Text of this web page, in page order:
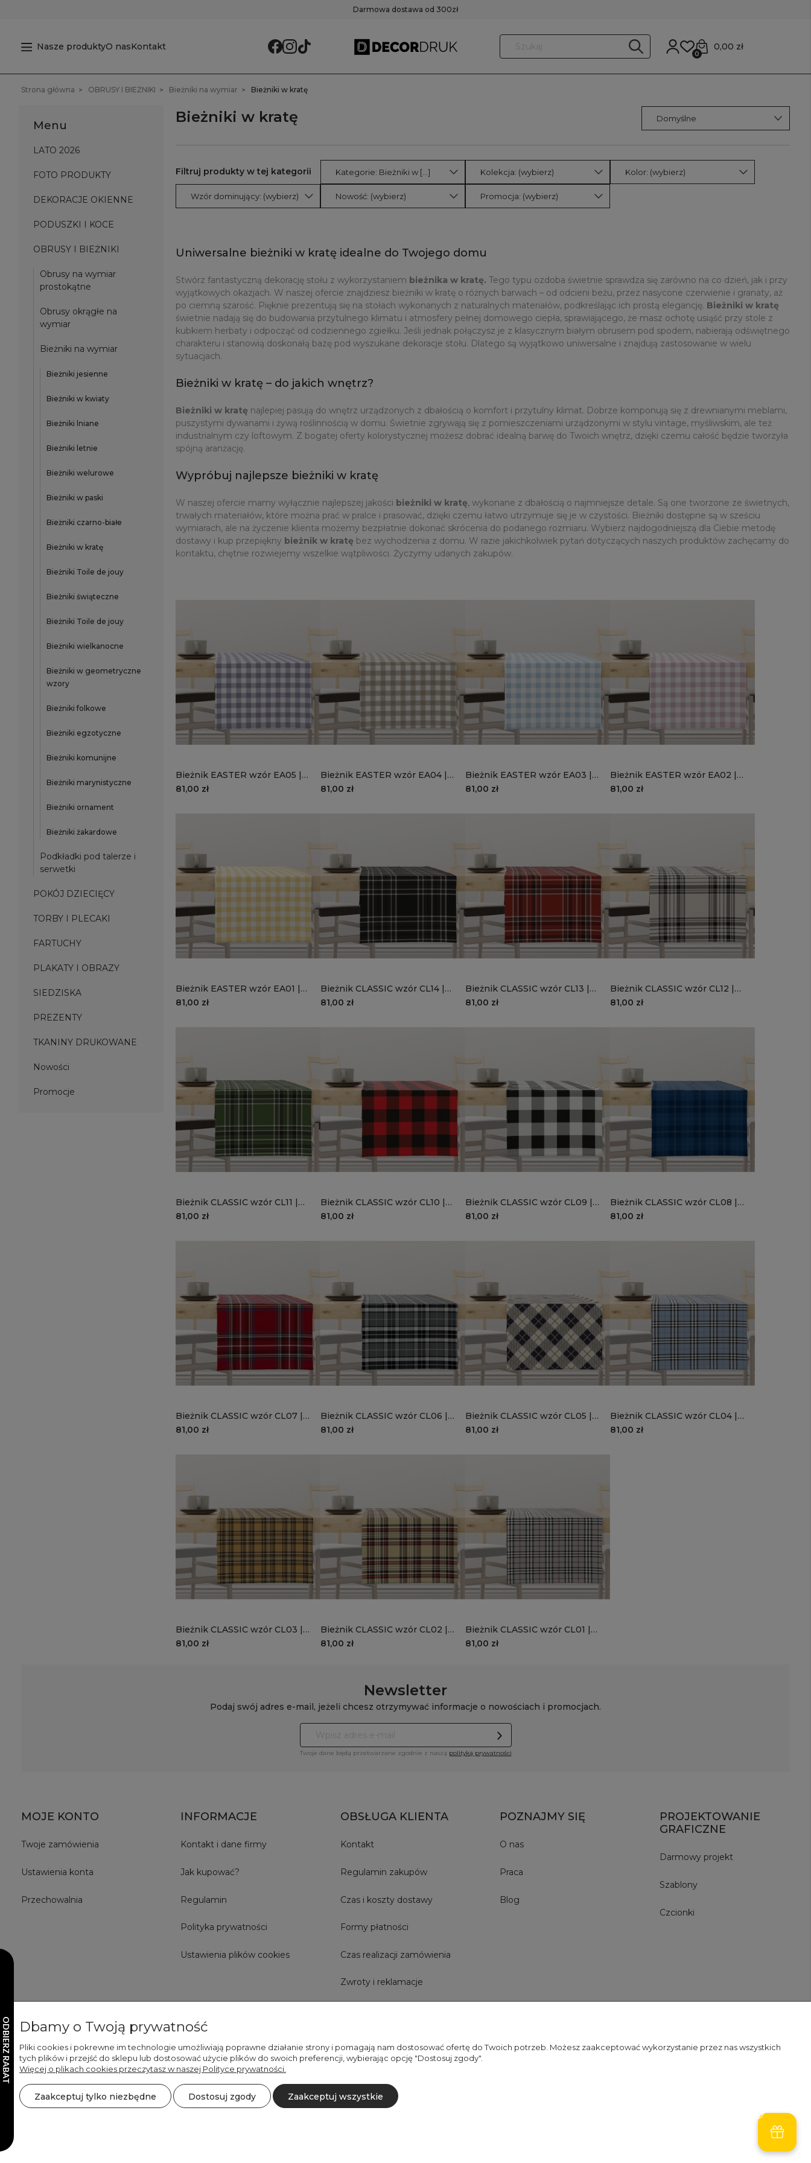
Darmowa dostawa od 300zł
Nasze produktyO nasKontakt 0,00 zł
0
Strona główna OBRUSY I BIEŻNIKI Bieżniki na wymiar Bieżniki w kratę
Menu
LATO 2026
FOTO PRODUKTY
DEKORACJE OKIENNE
PODUSZKI I KOCE
OBRUSY I BIEŻNIKI
Obrusy na wymiar
prostokątne
Obrusy okrągłe na
wymiar
Bieżniki na wymiar
Bieżniki jesienne
Bieżniki w kwiaty
Bieżniki lniane
Bieżniki letnie
Bieżniki welurowe
Bieżniki w paski
Bieżniki czarno-białe
Bieżniki w kratę
Bieżniki Toile de jouy
Bieżniki świąteczne
Bieżniki Toile de jouy
Bieżniki wielkanocne
Bieżniki w geometryczne
wzory
Bieżniki folkowe
Bieżniki egzotyczne
Bieżniki komunijne
Bieżniki marynistyczne
Bieżniki ornament
Bieżniki żakardowe
Podkładki pod talerze i
serwetki
POKÓJ DZIECIĘCY
TORBY I PLECAKI
FARTUCHY
PLAKATY I OBRAZY
SIEDZISKA
PREZENTY
TKANINY DRUKOWANE
Nowości
Promocje
Bieżniki w kratę
Kategorie: Bieżniki w [...] Kolekcja: (wybierz) Kolor: (wybierz)
Wzór dominujący: (wybierz) Nowość: (wybierz) Promocja: (wybierz)
Uniwersalne bieżniki w kratę idealne do Twojego domu
Stwórz fantastyczną dekorację stołu z wykorzystaniem bieżnika w kratę. Tego typu ozdoba świetnie sprawdza się zarówno na co dzień, jak i przy
wyjątkowych okazjach. W naszej ofercie znajdziesz bieżniki w kratę o różnych barwach – od odcieni beżu, przez nasycone czerwienie i granaty, aż
po ciemną szarość. Pięknie prezentują się na stołach wykonanych z naturalnych materiałów, podkreślając ich prostą elegancję. Bieżniki w kratę
świetnie nadają się do budowania przytulnego klimatu i atmosfery pełnej domowego ciepła, sprawiającego, że masz ochotę usiąść przy stole z
kubkiem herbaty i odpocząć od codziennego zgiełku. Jeśli jednak połączysz je z klasycznym białym obrusem pod spodem, nabierają odświętnego
charakteru i stanowią doskonałą bazę pod wyszukane dekoracje stołu. Dlatego są wyjątkowo uniwersalne i znajdują zastosowanie w wielu
sytuacjach.
Bieżniki w kratę – do jakich wnętrz?
Bieżniki w kratę najlepiej pasują do wnętrz urządzonych z dbałością o komfort i przytulny klimat. Dobrze komponują się z drewnianymi meblami,
puszystymi dywanami i żywą roślinnością w domu. Świetnie zgrywają się z pomieszczeniami urządzonymi w stylu vintage, myśliwskim, ale też
industrialnym czy loftowym. Z bogatej oferty kolorystycznej możesz dobrać idealną barwę do Twoich wnętrz, dzięki czemu całość będzie tworzyła
spójną aranżację.
Wypróbuj najlepsze bieżniki w kratę
W naszej ofercie mamy wyłącznie najlepszej jakości bieżniki w kratę, wykonane z dbałością o najmniejsze detale. Są one tworzone ze świetnych,
trwałych materiałów, które można prać w pralce i prasować, dzięki czemu łatwo utrzymuje się je w czystości. Bieżniki dostępne są w sześciu
wymiarach, ale na życzenie klienta możemy bezpłatnie dokonać skrócenia do podanego rozmiaru. Wybierz najdogodniejszą dla Ciebie metodę
dostawy i kup przepiękny bieżnik w kratę bez wychodzenia z domu. W razie jakichkolwiek pytań dotyczących naszych produktów zachęcamy do
kontaktu, chętnie rozwiejemy wszelkie wątpliwości. Życzymy udanych zakupów.
Bieżnik EASTER wzór EA05 |
lawendowa kratka
81,00 zł
Bieżnik EASTER wzór EA04 |
piaskowa kratka
81,00 zł
Bieżnik EASTER wzór EA03 |
błękitna kratka
81,00 zł
Bieżnik EASTER wzór EA02 |
81,00 zł
Bieżnik EASTER wzór EA01 |
słoneczna kratka
81,00 zł
Bieżnik CLASSIC wzór CL14 |
Czarna krata
81,00 zł
Bieżnik CLASSIC wzór CL13 |
Czerwona krata
81,00 zł
Bieżnik CLASSIC wzór CL12 |
Beżowa krata
81,00 zł
Bieżnik CLASSIC wzór CL11 |
Zielona krata
81,00 zł
Bieżnik CLASSIC wzór CL10 |
czarno-czerwona krata
81,00 zł
Bieżnik CLASSIC wzór CL09 |
czarno-biała krata
81,00 zł
Bieżnik CLASSIC wzór CL08 |
niebieska krata
81,00 zł
Bieżnik CLASSIC wzór CL07 |
bordowa krata
81,00 zł
Bieżnik CLASSIC wzór CL06 |
szara krata z niebieskimi pasami
81,00 zł
Bieżnik CLASSIC wzór CL05 |
granatowa krata karo na
81,00 zł
Bieżnik CLASSIC wzór CL04 |
błękitna krata
81,00 zł
Bieżnik CLASSIC wzór CL03 |
miodowa krata
81,00 zł
Bieżnik CLASSIC wzór CL02 |
beżowa krata z czerwonym
81,00 zł
Bieżnik CLASSIC wzór CL01 |
szara krata
81,00 zł
Newsletter
Podaj swój adres e-mail, jeżeli chcesz otrzymywać informacje o nowościach i promocjach.
Twoje dane będą przetwarzane zgodnie z naszą polityką prywatności
MOJE KONTO
Twoje zamówienia
Ustawienia konta
Przechowalnia
INFORMACJE
Kontakt i dane firmy
Jak kupować?
Regulamin
Polityka prywatności
Ustawienia plików cookies
OBSŁUGA KLIENTA
Kontakt
Regulamin zakupów
Czas i koszty dostawy
Formy płatności
Czas realizacji zamówienia
Zwroty i reklamacje
POZNAJMY SIĘ
O nas
Praca
Blog
PROJEKTOWANIE
GRAFICZNE
Darmowy projekt
Szablony
Czcionki
©2026 Wszelkie Prawa Zastrzeżone | DECORDRUK
Dbamy o Twoją prywatność
Pliki cookies i pokrewne im technologie umożliwiają poprawne działanie strony i pomagają nam dostosować ofertę do Twoich potrzeb. Możesz zaakceptować wykorzystanie przez nas wszystkich
tych plików i przejść do sklepu lub dostosować użycie plików do swoich preferencji, wybierając opcję "Dostosuj zgody".
Więcej o plikach cookies przeczytasz w naszej Polityce prywatności.
Zaakceptuj tylko niezbędne Dostosuj zgody Zaakceptuj wszystkie